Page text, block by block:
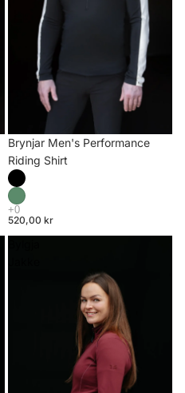
Brynjar Men's Performance
Riding Shirt
520,00 kr